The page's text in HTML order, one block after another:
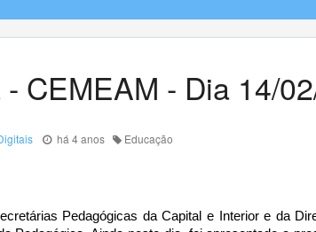
CEMEAM - Dia 14/
há 4 anos Educação
Pedagógicas da Capital e Interior e da